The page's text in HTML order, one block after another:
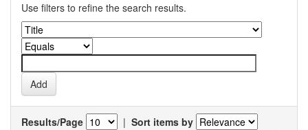
Use filters to refine the search results.
Results/Page | Sort items by